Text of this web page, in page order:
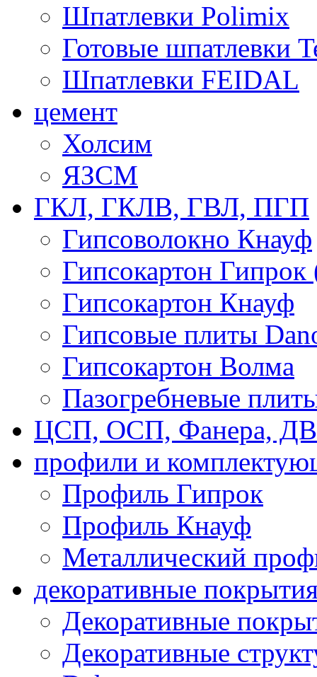
Шпатлевки Polimix
Готовые шпатлевки
Шпатлевки FEIDAL
цемент
Холсим
ЯЗCМ
ГКЛ, ГКЛВ, ГВЛ, ПГП
Гипсоволокно Кнауф
Гипсокартон Гипрок
Гипсокартон Кнауф
Гипсовые плиты
Гипсокартон Волма
Пазогребневые
ЦСП, ОСП, Фанера,
профили и
Профиль Гипрок
Профиль Кнауф
Металлический
декоративные
Декоративные
Декоративные